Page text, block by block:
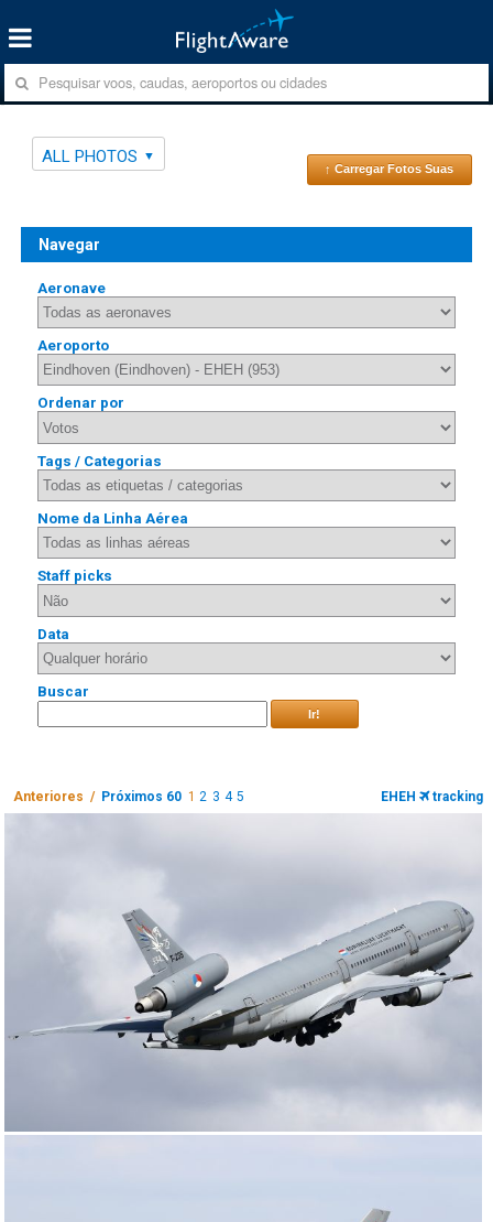
ALL PHOTOS
↑ Carregar Fotos Suas
Navegar
Aeronave
Aeroporto
Ordenar por
Tags / Categorias
Nome da Linha Aérea
Staff picks
Data
Buscar
Ir!
Anteriores / Próximos 60 1 2 3 4 5 EHEH tracking